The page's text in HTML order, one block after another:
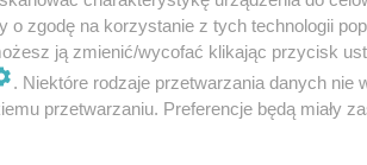
zgodę na korzystanie z tych technologii
ją zmienić/wycofać klikając przycisk
. Niektóre rodzaje przetwarzania danych nie
przetwarzaniu. Preferencje będą miały